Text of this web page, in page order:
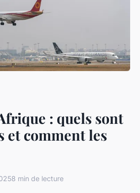
: quels sont
et comment les
8 min de lecture